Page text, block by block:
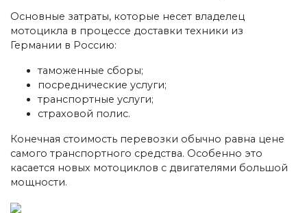
Основные затраты, которые несет владелец
мотоцикла в процессе доставки техники из
Германии в Россию:
таможенные сборы;
посреднические услуги;
транспортные услуги;
страховой полис.
Конечная стоимость перевозки обычно равна цене
самого транспортного средства. Особенно это
касается новых мотоциклов с двигателями большой
мощности.